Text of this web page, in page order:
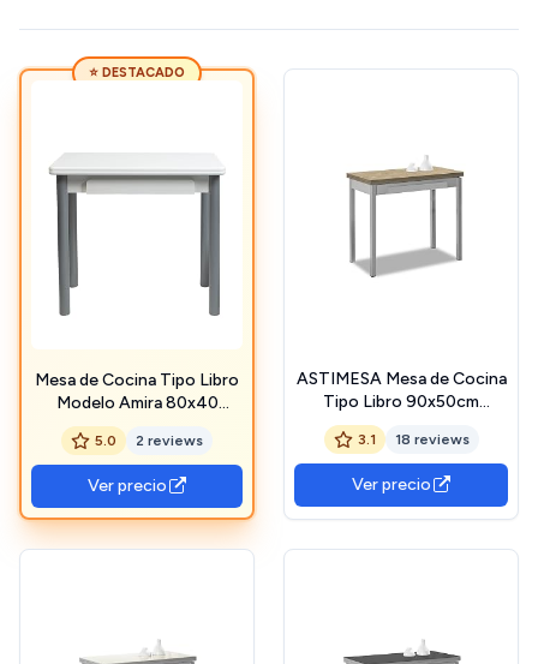
⭐ DESTACADO
Mesa de Cocina Tipo Libro
Modelo Amira 80x40
Blanca
5.0 2 reviews
Ver precio
ASTIMESA Mesa de Cocina
Tipo Libro 90x50cm
Laminado Roble Raw
3.1 18 reviews
Ver precio